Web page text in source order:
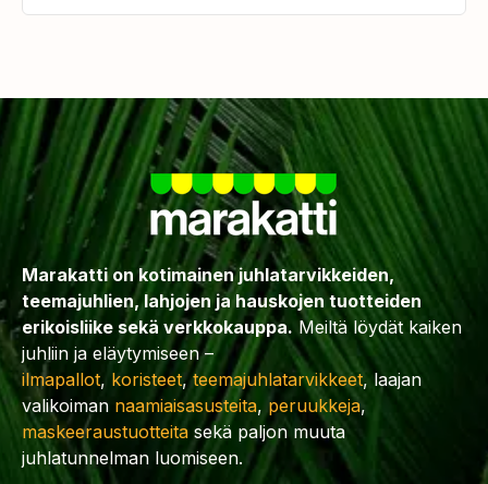
Marakatti on kotimainen juhlatarvikkeiden,
teemajuhlien, lahjojen ja hauskojen tuotteiden
erikoisliike sekä verkkokauppa. Meiltä löydät kaiken
juhliin ja eläytymiseen –
ilmapallot, koristeet,teemajuhlatarvikkeet, laajan
valikoiman naamiaisasusteita, peruukkeja,
maskeeraustuotteita sekä paljon muuta
juhlatunnelman luomiseen.